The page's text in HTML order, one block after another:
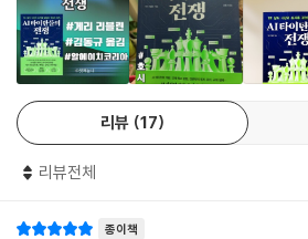
션 AI를 세웠다. 그는 ‘사람처럼 대화하는 AI’를
선보였으나, 시장 점유율을 채 2퍼센트도 가
술레이만은 인플렉션 AI를 떠나 마이크로소프
현재 술레이만은 마이크로소프트에서 빙, 코파
끌고 있다. 스타트업 창업자에서 빅테크 경영
스타트업이 맞닥뜨린 ‘현실의 벽’을 여실히 보
이 책은 “지금 실리콘밸리에 있는 대부분의 AI
게 반응하는 감수성 덕분이다.
- 뉴욕타임스
리뷰 17
리뷰전체
종이책